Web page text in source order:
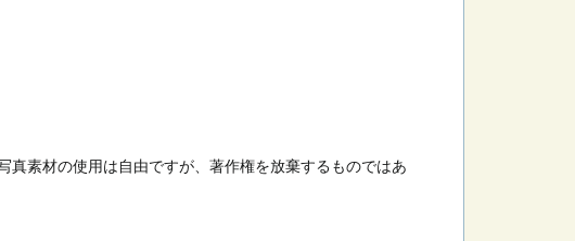
素材の使用は自由ですが、著作権を放棄するものではあ